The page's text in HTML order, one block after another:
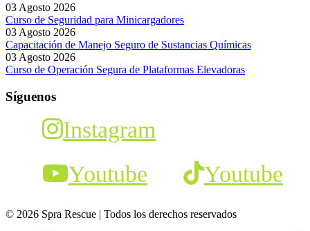
03 Agosto 2026
Curso de Seguridad para Minicargadores
03 Agosto 2026
Capacitación de Manejo Seguro de Sustancias Químicas
03 Agosto 2026
Curso de Operación Segura de Plataformas Elevadoras
Síguenos
Instagram
Youtube
Youtube
© 2026 Spra Rescue | Todos los derechos reservados